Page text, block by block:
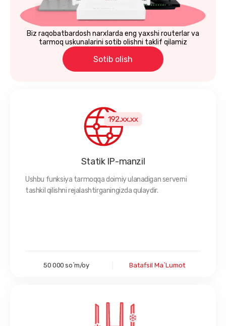
Biz raqobatbardosh narxlarda eng yaxshi routerlar va
tarmoq uskunalarini sotib olishni taklif qilamiz
Sotib olish
Statik IP-manzil
Ushbu funksiya tarmoqqa doimiy ulanadigan serverni
tashkil qilishni rejalashtirganingizda qulaydir.
50 000 so`m/oy Batafsil Ma`lumot